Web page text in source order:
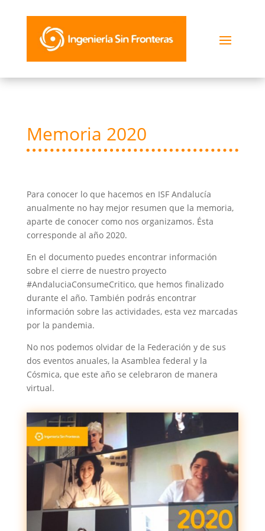
Memoria 2020
Para conocer lo que hacemos en ISF Andalucía
anualmente no hay mejor resumen que la memoria,
aparte de conocer como nos organizamos. Ésta
corresponde al año 2020.
En el documento puedes encontrar información
sobre el cierre de nuestro proyecto
#AndaluciaConsumeCritico, que hemos finalizado
durante el año. También podrás encontrar
información sobre las actividades, esta vez marcadas
por la pandemia.
No nos podemos olvidar de la Federación y de sus
dos eventos anuales, la Asamblea federal y la
Cósmica, que este año se celebraron de manera
virtual.